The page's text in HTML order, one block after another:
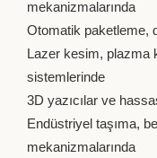
mekanizmalarında
Otomatik paketleme,
Lazer kesim, plazma
sistemlerinde
3D yazıcılar ve
Endüstriyel taşıma,
mekanizmalarında